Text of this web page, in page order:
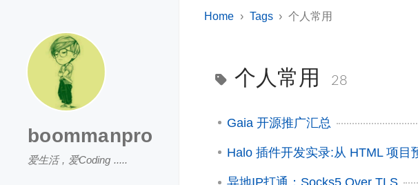
boommanpro
爱生活 , 爱Coding .....
Home Tags 个人常用
个人常用 28
Gaia 开源推广汇总
Halo 插件开发实录:从 HTML 项目
异地IP打通：Socks5 Over TLS